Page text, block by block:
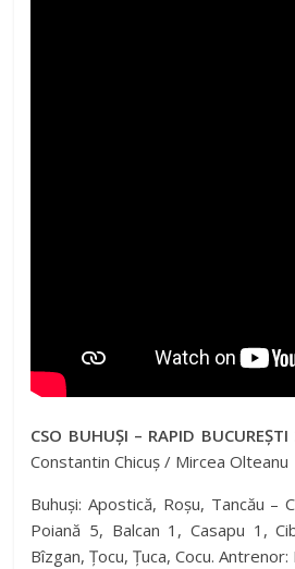
CSO BUHUȘI – RAPID
Constantin Chicuș / Mircea Olteanu
Buhuși: Apostică, Roșu, Tancău –
Poiană 5, Balcan 1, Casapu 1,
Bîzgan, Țocu, Țuca, Cocu. Antrenor: